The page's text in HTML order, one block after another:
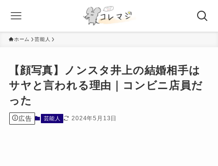
ホーム 芸能人
【顔写真】ノンスタ井上の結婚相手は
サヤと言われる理由｜コンビニ店員だ
った
広告 芸能人 2024年5月13日